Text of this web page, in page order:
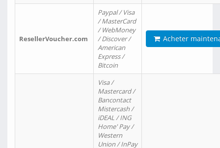
ResellerVoucher.com
Paypal / Visa
/ MasterCard
/ WebMoney
/ Discover /
American
Express /
Bitcoin
Acheter
Visa /
Mastercard /
Bancontact
Mistercash /
iDEAL / ING
Home' Pay /
Western
Union / InPay